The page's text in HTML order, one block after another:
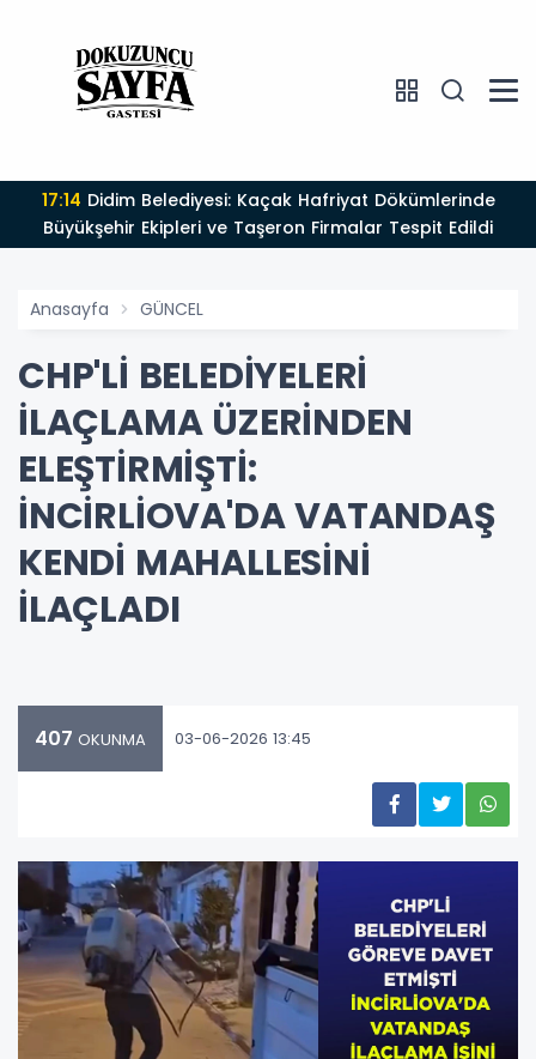
17:14
Büyükşehir Ekipleri ve Taşeron Firmalar Tespit Edildi
Anasayfa GÜNCEL
CHP'Lİ BELEDİYELERİ
İLAÇLAMA ÜZERİNDEN
ELEŞTİRMİŞTİ:
İNCİRLİOVA'DA VATANDAŞ
KENDİ MAHALLESİNİ
İLAÇLADI
407 OKUNMA 03-06-2026 13:45